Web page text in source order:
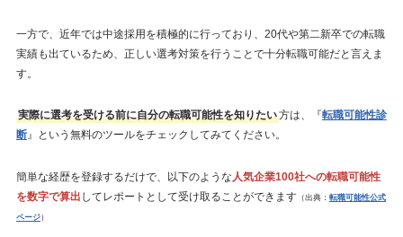
一方で、近年では中途採用を積極的に行っており、20代や第二新卒での転職
実績も出ているため、正しい選考対策を行うことで十分転職可能だと言えま
す。
実際に選考を受ける前に自分の転職可能性を知りたい方は、『転職可能性診
断』という無料のツールをチェックしてみてください。
簡単な経歴を登録するだけで、以下のような人気企業100社への転職可能性
を数字で算出 してレポートとして受け取ることができます（出典： 転職可能性公式
ページ）